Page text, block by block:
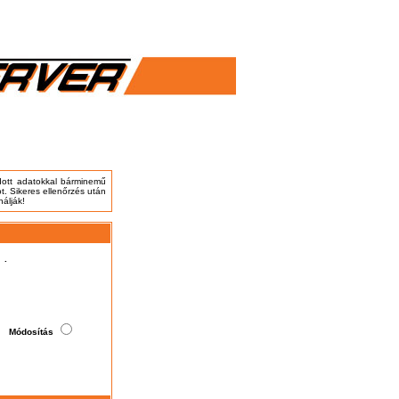
adatokkal bárminemű
Sikeres ellenőrzés után
Módosítás